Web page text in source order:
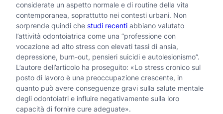
considerate un aspetto normale e di routine della vita
contemporanea, soprattutto nei contesti urbani. Non
sorprende quindi che studi recenti abbiano valutato
l’attività odontoiatrica come una “professione con
vocazione ad alto stress con elevati tassi di ansia,
depressione, burn-out, pensieri suicidi e autolesionismo”.
L’autore dell’articolo ha proseguito: «Lo stress cronico sul
posto di lavoro è una preoccupazione crescente, in
quanto può avere conseguenze gravi sulla salute mentale
degli odontoiatri e influire negativamente sulla loro
capacità di fornire cure adeguate».